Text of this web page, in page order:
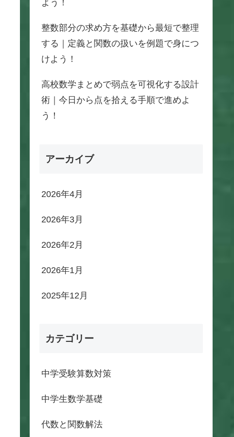
よう！
整数部分の求め方を基礎から最短で整理
する｜定義と関数の扱いを例題で身につ
けよう！
高校数学まとめで弱点を可視化する設計
術｜今日から点を拾える手順で進めよ
う！
アーカイブ
2026年4月
2026年3月
2026年2月
2026年1月
2025年12月
カテゴリー
中学受験算数対策
中学生数学基礎
代数と関数解法